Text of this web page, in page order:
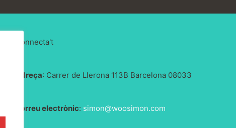
Connecta't
Adreça: Carrer de Llerona 113B Barcelona 08033
Correu electrònic: simon@woosimon.com